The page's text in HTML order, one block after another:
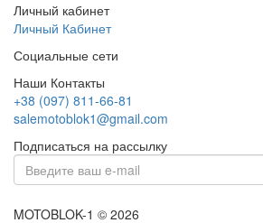
Личный кабинет
Личный Кабинет
Социальные сети
Наши Контакты
+38 (097) 811-66-81
salemotoblok1@gmail.com
Подписаться на рассылку
MOTOBLOK-1 © 2026